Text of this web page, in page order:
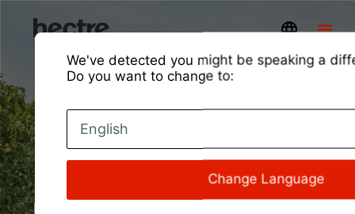
Hectre gana premio
mundial
Perspectivas y actualizaciones
We've detected you might be speaking a
Do you want to change to:
English
Change Language